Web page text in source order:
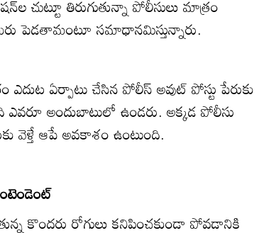
చుట్టూ తిరుగుతున్నా పోలీసులు మాత్రం
పెడతామంటూ సమాధానమిస్తున్నారు.
ఎదుట ఏర్పాటు చేసిన పోలీస్‌ అవుట్‌ పోస్టు పేరుకు
అందుబాటులో ఉండరు. అక్కడ పోలీసు
వెళ్తే ఆపే అవకాశం ఉంటుంది.
కొందరు రోగులు కనిపించకుండా పోవడానికి